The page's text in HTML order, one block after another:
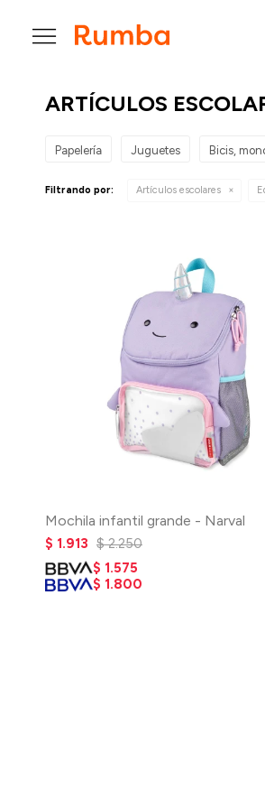

ARTÍCULOS
Papelería Juguetes Bicis,
Filtrando por: Artículos escolares
Mochila infantil grande - Narval
$ 1.913 $ 2.250
$ 1.575
$ 1.800